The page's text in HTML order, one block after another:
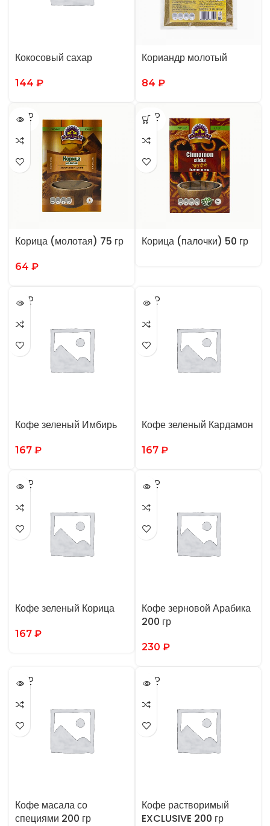
Кокосовый сахар
144 ₽
Кориандр молотый
84 ₽
SOLD
OUT
Корица (молотая) 75 гр
64 ₽
SOLD
OUT
Корица (палочки) 50 гр
SOLD
OUT
Кофе зеленый Имбирь
167 ₽
SOLD
OUT
Кофе зеленый Кардамон
167 ₽
SOLD
OUT
Кофе зеленый Корица
167 ₽
SOLD
OUT
Кофе зерновой Арабика
200 гр
230 ₽
SOLD
OUT
Кофе масала со
специями 200 гр
SOLD
OUT
Кофе растворимый
EXCLUSIVE 200 гр